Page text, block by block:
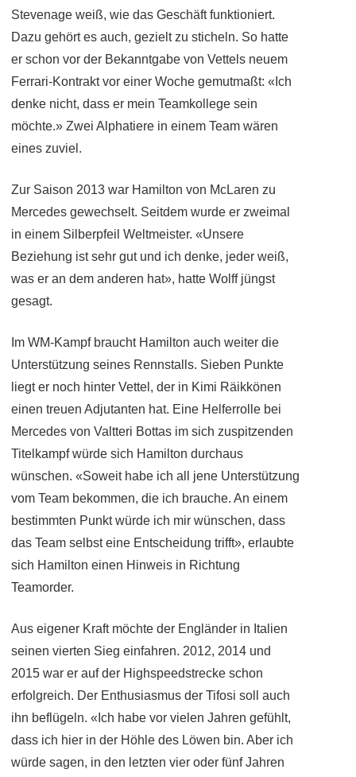
Stevenage weiß, wie das Geschäft funktioniert.
Dazu gehört es auch, gezielt zu sticheln. So hatte
er schon vor der Bekanntgabe von Vettels neuem
Ferrari-Kontrakt vor einer Woche gemutmaßt: «Ich
denke nicht, dass er mein Teamkollege sein
möchte.» Zwei Alphatiere in einem Team wären
eines zuviel.
Zur Saison 2013 war Hamilton von McLaren zu
Mercedes gewechselt. Seitdem wurde er zweimal
in einem Silberpfeil Weltmeister. «Unsere
Beziehung ist sehr gut und ich denke, jeder weiß,
was er an dem anderen hat», hatte Wolff jüngst
gesagt.
Im WM-Kampf braucht Hamilton auch weiter die
Unterstützung seines Rennstalls. Sieben Punkte
liegt er noch hinter Vettel, der in Kimi Räikkönen
einen treuen Adjutanten hat. Eine Helferrolle bei
Mercedes von Valtteri Bottas im sich zuspitzenden
Titelkampf würde sich Hamilton durchaus
wünschen. «Soweit habe ich all jene Unterstützung
vom Team bekommen, die ich brauche. An einem
bestimmten Punkt würde ich mir wünschen, dass
das Team selbst eine Entscheidung trifft», erlaubte
sich Hamilton einen Hinweis in Richtung
Teamorder.
Aus eigener Kraft möchte der Engländer in Italien
seinen vierten Sieg einfahren. 2012, 2014 und
2015 war er auf der Highspeedstrecke schon
erfolgreich. Der Enthusiasmus der Tifosi soll auch
ihn beflügeln. «Ich habe vor vielen Jahren gefühlt,
dass ich hier in der Höhle des Löwen bin. Aber ich
würde sagen, in den letzten vier oder fünf Jahren